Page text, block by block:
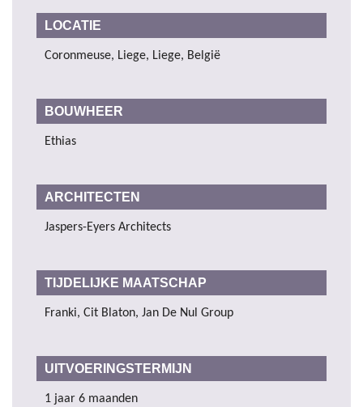
LOCATIE
Coronmeuse, Liege, Liege, België
BOUWHEER
Ethias
ARCHITECTEN
Jaspers-Eyers Architects
TIJDELIJKE MAATSCHAP
Franki, Cit Blaton, Jan De Nul Group
UITVOERINGSTERMIJN
1 jaar 6 maanden